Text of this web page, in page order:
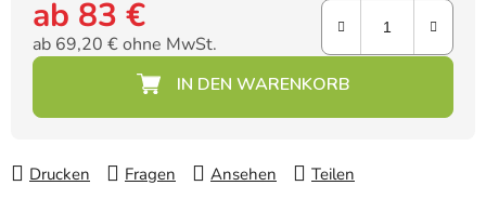
ab 83 €
ab 69,20 €ohne MwSt.
Verkaufspreis:
Drucken Fragen Ansehen Teilen